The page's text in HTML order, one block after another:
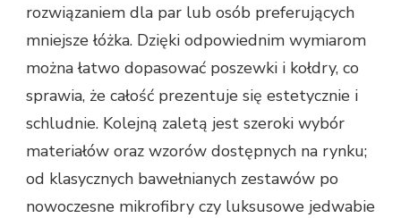
rozwiązaniem dla par lub osób preferujących
mniejsze łóżka. Dzięki odpowiednim wymiarom
można łatwo dopasować poszewki i kołdry, co
sprawia, że całość prezentuje się estetycznie i
schludnie. Kolejną zaletą jest szeroki wybór
materiałów oraz wzorów dostępnych na rynku;
od klasycznych bawełnianych zestawów po
nowoczesne mikrofibry czy luksusowe jedwabie